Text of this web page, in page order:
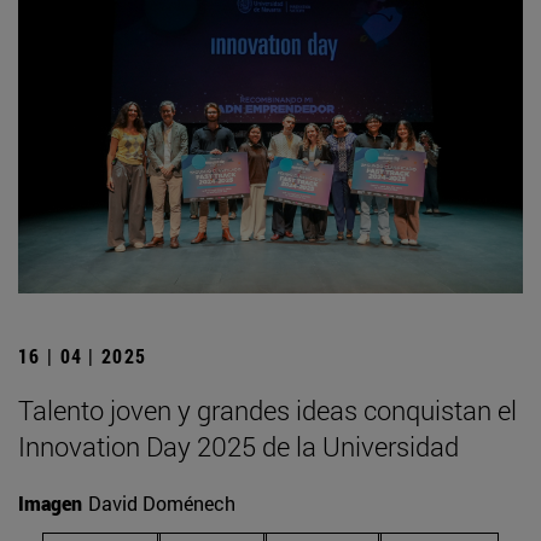
16 | 04 | 2025
Talento joven y grandes ideas conquistan el
Innovation Day 2025 de la Universidad
Imagen David Doménech